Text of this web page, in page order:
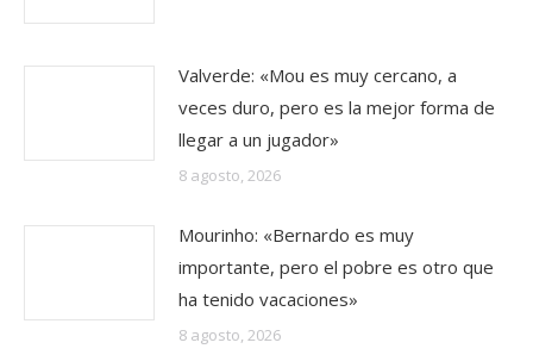
Valverde: «Mou es muy cercano, a
veces duro, pero es la mejor forma de
llegar a un jugador»
8 agosto, 2026
Mourinho: «Bernardo es muy
importante, pero el pobre es otro que
ha tenido vacaciones»
8 agosto, 2026